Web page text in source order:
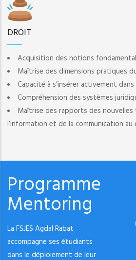
DROIT
Acquisition des notions
Maîtrise des dimensions pratiques
Capacité à s’insérer activement
Compréhension des systèmes
Maîtrise des rapports des
l’information et de la communication
Programme
Mentoring
La FSJES Agdal Rabat
accompagne ses étudiants
dans le déploiement de leur